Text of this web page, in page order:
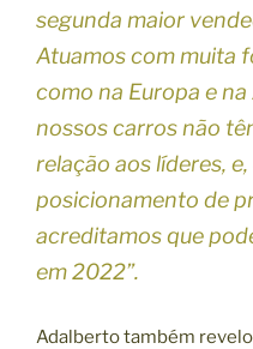
segunda maior
Atuamos com muita
como na Europa e
nossos carros não
relação aos líderes,
posicionamento de
acreditamos que
em 2022”.
Adalberto também